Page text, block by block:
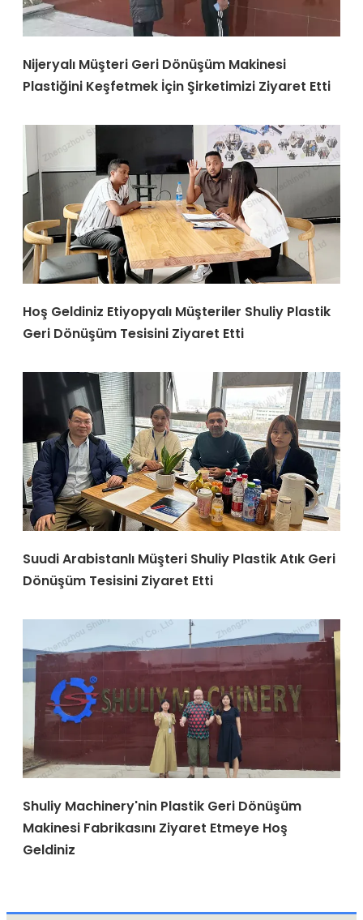
Nijeryalı Müşteri Geri Dönüşüm Makinesi
Plastiğini Keşfetmek İçin Şirketimizi Ziyaret Etti
Hoş Geldiniz Etiyopyalı Müşteriler Shuliy Plastik
Geri Dönüşüm Tesisini Ziyaret Etti
Suudi Arabistanlı Müşteri Shuliy Plastik Atık Geri
Dönüşüm Tesisini Ziyaret Etti
Shuliy Machinery'nin Plastik Geri Dönüşüm
Makinesi Fabrikasını Ziyaret Etmeye Hoş
Geldiniz